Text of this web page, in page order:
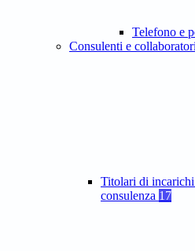
Telefono e
Consulenti e collaboratori
Titolari di
consulenza 17